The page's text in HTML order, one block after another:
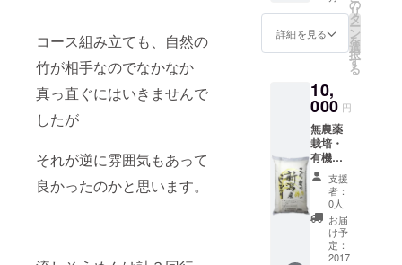
コース組み立ても、自然の
竹が相手なのでなかなか
真っ直ぐにはいきませんで
したが
それが逆に雰囲気もあって
良かったのかと思います。
援者と
同伴者
３名ま
で参加
す。と
れたて
の筍は
格別で
す。８
本まで
お土産
でお持
ち帰り
ＯＫ。
詳細を見る
の
リ
タ
ー
ン
を
選
択
す
る
10,
000 円
無農薬
栽培・
有機肥
料のお
米で
す。 科
学的な
資材は
一切使
用せず
支援
者：
0人
お届
け予
定：
2017